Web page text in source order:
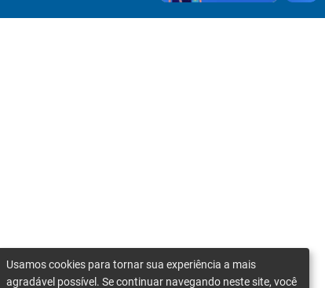
Usamos cookies para tornar sua experiência a mais
agradável possível. Se continuar navegando neste site, você